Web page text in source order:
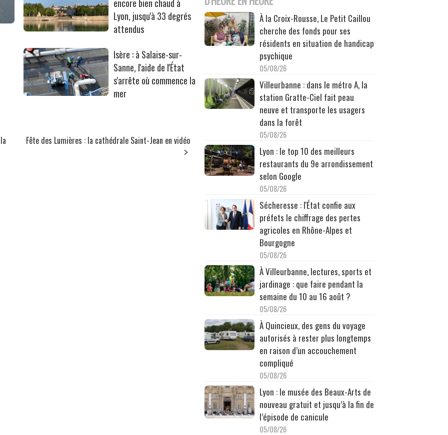
encore bien chaud à
Lyon, jusqu'à 33 degrés
attendus
Isère : à Salaise-sur-
Sanne, l'aide de l'État
s'arrête où commence la
mer
Fête des Lumières : la cathédrale Saint-Jean en vidéo
À la Croix-Rousse, Le Petit Caillou
cherche des fonds pour ses
résidents en situation de handicap
psychique
05/08/26
Villeurbanne : dans le métro A, la
station Gratte-Ciel fait peau
neuve et transporte les usagers
dans la forêt
05/08/26
Lyon : le top 10 des meilleurs
restaurants du 9e arrondissement
selon Google
05/08/26
Sécheresse : l'État confie aux
préfets le chiffrage des pertes
agricoles en Rhône-Alpes et
Bourgogne
05/08/26
À Villeurbanne, lectures, sports et
jardinage : que faire pendant la
semaine du 10 au 16 août ?
05/08/26
À Quincieux, des gens du voyage
autorisés à rester plus longtemps
en raison d’un accouchement
compliqué
05/08/26
Lyon : le musée des Beaux-Arts de
nouveau gratuit et jusqu’à la fin de
l’épisode de canicule
05/08/26